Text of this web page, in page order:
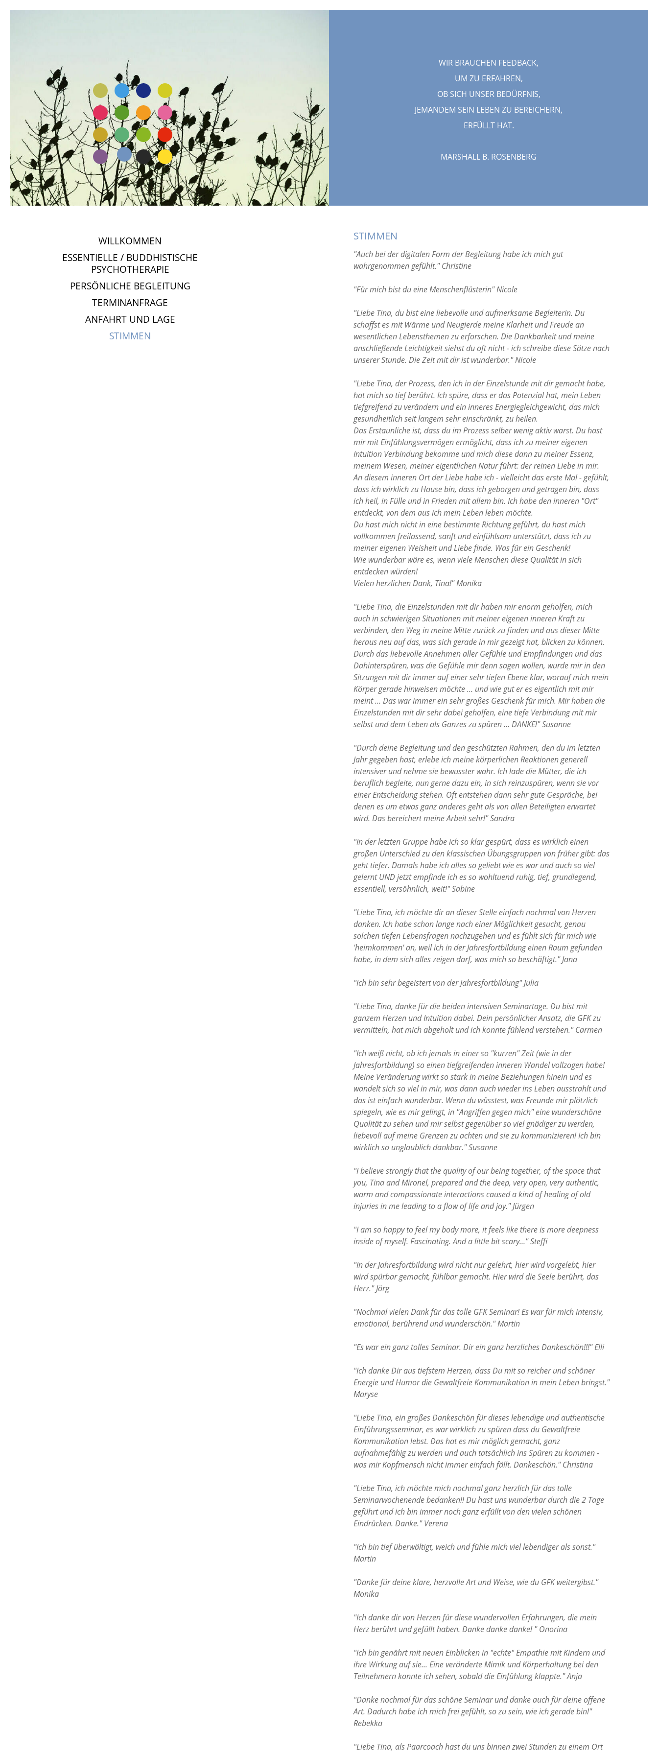
WIR BRAUCHEN FEEDBACK,
UM ZU ERFAHREN,
OB SICH UNSER BEDÜRFNIS,
JEMANDEM SEIN LEBEN ZU BEREICHERN,
ERFÜLLT HAT.
MARSHALL B. ROSENBERG
WILLKOMMEN
ESSENTIELLE / BUDDHISTISCHE
PSYCHOTHERAPIE
PERSÖNLICHE BEGLEITUNG
TERMINANFRAGE
ANFAHRT UND LAGE
STIMMEN
STIMMEN
"Auch bei der digitalen Form der Begleitung habe ich mich gut
wahrgenommen gefühlt." Christine
"Für mich bist du eine Menschenflüsterin" Nicole
"Liebe Tina, du bist eine liebevolle und aufmerksame Begleiterin. Du
schaffst es mit Wärme und Neugierde meine Klarheit und Freude an
wesentlichen Lebensthemen zu erforschen. Die Dankbarkeit und meine
anschließende Leichtigkeit siehst du oft nicht - ich schreibe diese Sätze nach
unserer Stunde. Die Zeit mit dir ist wunderbar." Nicole
"Liebe Tina, der Prozess, den ich in der Einzelstunde mit dir gemacht habe,
hat mich so tief berührt. Ich spüre, dass er das Potenzial hat, mein Leben
tiefgreifend zu verändern und ein inneres Energiegleichgewicht, das mich
gesundheitlich seit langem sehr einschränkt, zu heilen.
Das Erstaunliche ist, dass du im Prozess selber wenig aktiv warst. Du hast
mir mit Einfühlungsvermögen ermöglicht, dass ich zu meiner eigenen
Intuition Verbindung bekomme und mich diese dann zu meiner Essenz,
meinem Wesen, meiner eigentlichen Natur führt: der reinen Liebe in mir.
An diesem inneren Ort der Liebe habe ich - vielleicht das erste Mal - gefühlt,
dass ich wirklich zu Hause bin, dass ich geborgen und getragen bin, dass
ich heil, in Fülle und in Frieden mit allem bin. Ich habe den inneren "Ort"
entdeckt, von dem aus ich mein Leben leben möchte.
Du hast mich nicht in eine bestimmte Richtung geführt, du hast mich
vollkommen freilassend, sanft und einfühlsam unterstützt, dass ich zu
meiner eigenen Weisheit und Liebe finde. Was für ein Geschenk!
Wie wunderbar wäre es, wenn viele Menschen diese Qualität in sich
entdecken würden!
Vielen herzlichen Dank, Tina!" Monika
"Liebe Tina, die Einzelstunden mit dir haben mir enorm geholfen, mich
auch in schwierigen Situationen mit meiner eigenen inneren Kraft zu
verbinden, den Weg in meine Mitte zurück zu finden und aus dieser Mitte
heraus neu auf das, was sich gerade in mir gezeigt hat, blicken zu können.
Durch das liebevolle Annehmen aller Gefühle und Empfindungen und das
Dahinterspüren, was die Gefühle mir denn sagen wollen, wurde mir in den
Sitzungen mit dir immer auf einer sehr tiefen Ebene klar, worauf mich mein
Körper gerade hinweisen möchte … und wie gut er es eigentlich mit mir
meint … Das war immer ein sehr großes Geschenk für mich. Mir haben die
Einzelstunden mit dir sehr dabei geholfen, eine tiefe Verbindung mit mir
selbst und dem Leben als Ganzes zu spüren … DANKE!" Susanne
"Durch deine Begleitung und den geschützten Rahmen, den du im letzten
Jahr gegeben hast, erlebe ich meine körperlichen Reaktionen generell
intensiver und nehme sie bewusster wahr. Ich lade die Mütter, die ich
beruflich begleite, nun gerne dazu ein, in sich reinzuspüren, wenn sie vor
einer Entscheidung stehen. Oft entstehen dann sehr gute Gespräche, bei
denen es um etwas ganz anderes geht als von allen Beteiligten erwartet
wird. Das bereichert meine Arbeit sehr!" Sandra
"In der letzten Gruppe habe ich so klar gespürt, dass es wirklich einen
großen Unterschied zu den klassischen Übungsgruppen von früher gibt: das
geht tiefer. Damals habe ich alles so geliebt wie es war und auch so viel
gelernt UND jetzt empfinde ich es so wohltuend ruhig, tief, grundlegend,
essentiell, versöhnlich, weit!" Sabine
"Liebe Tina, ich möchte dir an dieser Stelle einfach nochmal von Herzen
danken. Ich habe schon lange nach einer Möglichkeit gesucht, genau
solchen tiefen Lebensfragen nachzugehen und es fühlt sich für mich wie
'heimkommen' an, weil ich in der Jahresfortbildung einen Raum gefunden
habe, in dem sich alles zeigen darf, was mich so beschäftigt." Jana
"Ich bin sehr begeistert von der Jahresfortbildung" Julia
"Liebe Tina, danke für die beiden intensiven Seminartage. Du bist mit
ganzem Herzen und Intuition dabei. Dein persönlicher Ansatz, die GFK zu
vermitteln, hat mich abgeholt und ich konnte fühlend verstehen." Carmen
"Ich weiß nicht, ob ich jemals in einer so "kurzen" Zeit (wie in der
Jahresfortbildung) so einen tiefgreifenden inneren Wandel vollzogen habe!
Meine Veränderung wirkt so stark in meine Beziehungen hinein und es
wandelt sich so viel in mir, was dann auch wieder ins Leben ausstrahlt und
das ist einfach wunderbar. Wenn du wüsstest, was Freunde mir plötzlich
spiegeln, wie es mir gelingt, in "Angriffen gegen mich" eine wunderschöne
Qualität zu sehen und mir selbst gegenüber so viel gnädiger zu werden,
liebevoll auf meine Grenzen zu achten und sie zu kommunizieren! Ich bin
wirklich so unglaublich dankbar."Susanne
"I believe strongly that the quality of our being together, of the space that
you, Tina and Mironel, prepared and the deep, very open, very authentic,
warm and compassionate interactions caused a kind of healing of old
injuries in me leading to a flow of life and joy."Jürgen
"I am so happy to feel my body more, it feels like there is more deepness
inside of myself. Fascinating. And a little bit scary..."Steffi
"In der Jahresfortbildung wird nicht nur gelehrt, hier wird vorgelebt, hier
wird spürbar gemacht, fühlbar gemacht. Hier wird die Seele berührt, das
Herz."Jörg
"Nochmal vielen Dank für das tolle GFK Seminar! Es war für mich intensiv,
emotional, berührend und wunderschön."Martin
"Es war ein ganz tolles Seminar. Dir ein ganz herzliches Dankeschön!!!"Elli
"Ich danke Dir aus tiefstem Herzen, dass Du mit so reicher und schöner
Energie und Humor die Gewaltfreie Kommunikation in mein Leben bringst."
Maryse
"Liebe Tina, ein großes Dankeschön für dieses lebendige und authentische
Einführungsseminar, es war wirklich zu spüren dass du Gewaltfreie
Kommunikation lebst. Das hat es mir möglich gemacht, ganz
aufnahmefähig zu werden und auch tatsächlich ins Spüren zu kommen -
was mir Kopfmensch nicht immer einfach fällt. Dankeschön."Christina
"Liebe Tina, ich möchte mich nochmal ganz herzlich für das tolle
Seminarwochenende bedanken!! Du hast uns wunderbar durch die 2 Tage
geführt und ich bin immer noch ganz erfüllt von den vielen schönen
Eindrücken. Danke."Verena
"Ich bin tief überwältigt, weich und fühle mich viel lebendiger als sonst."
Martin
"Danke für deine klare, herzvolle Art und Weise, wie du GFK weitergibst."
Monika
"Ich danke dir von Herzen für diese wundervollen Erfahrungen, die mein
Herz berührt und gefüllt haben. Danke danke danke! "Onorina
"Ich bin genährt mit neuen Einblicken in "echte" Empathie mit Kindern und
ihre Wirkung auf sie... Eine veränderte Mimik und Körperhaltung bei den
Teilnehmern konnte ich sehen, sobald die Einfühlung klappte."Anja
"Danke nochmal für das schöne Seminar und danke auch für deine offene
Art. Dadurch habe ich mich frei gefühlt, so zu sein, wie ich gerade bin!"
Rebekka
"Liebe Tina, als Paarcoach hast du uns binnen zwei Stunden zu einem Ort